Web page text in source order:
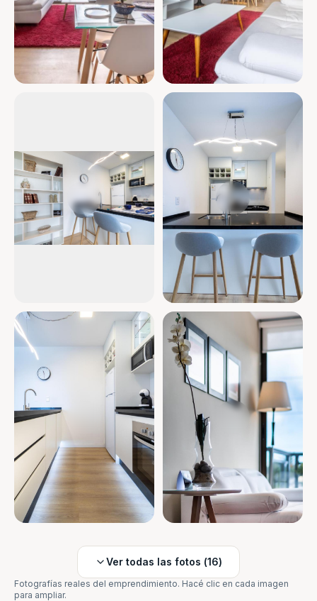
Ver todas las fotos (16)
Fotografías reales del emprendimiento. Hacé clic en cada imagen
para ampliar.